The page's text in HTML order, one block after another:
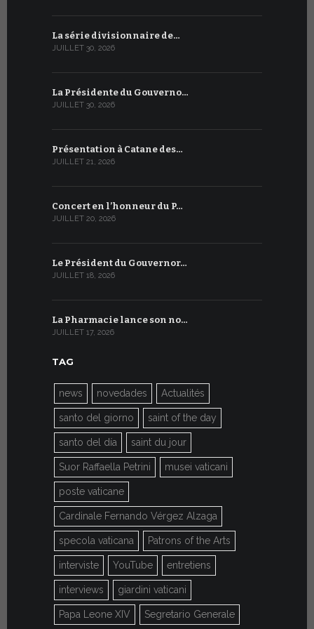
La série divisionnaire de…
JUILLET 30, 2026
La Présidente du Gouverno…
JUILLET 30, 2026
Présentation à Catane des…
JUILLET 21, 2026
Concert en l’honneur du P…
JUILLET 20, 2026
Le Président du Gouvernor…
JUILLET 18, 2026
La Pharmacie lance son no…
JUILLET 17, 2026
TAG
news novedades Actualités
santo del giorno saint of the day
santo del día saint du jour
Suor Raffaella Petrini musei vaticani
poste vaticane
Cardinale Fernando Vérgez Alzaga
specola vaticana Patrons of the Arts
interviste YouTube entretiens
interviews giardini vaticani
Papa Leone XIV Segretario Generale